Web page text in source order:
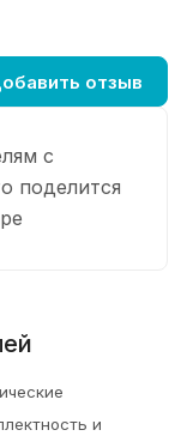
с
поделится
отзыв
и